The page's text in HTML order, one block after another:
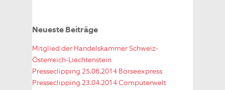
Neueste Beiträge
Mitglied der Handelskammer Schweiz-
Österreich-Liechtenstein
Presseclipping 25.06.2014 Börseexpress
Presseclipping 23.04.2014 Computerwelt